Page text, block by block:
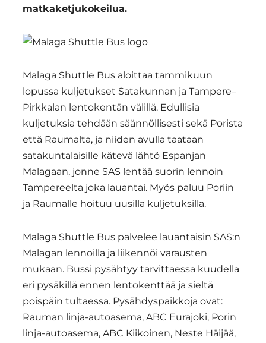
matkaketjukokeilua.
Malaga Shuttle Bus aloittaa tammikuun
lopussa kuljetukset Satakunnan ja Tampere–
Pirkkalan lentokentän välillä. Edullisia
kuljetuksia tehdään säännöllisesti sekä Porista
että Raumalta, ja niiden avulla taataan
satakuntalaisille kätevä lähtö Espanjan
Malagaan, jonne SAS lentää suorin lennoin
Tampereelta joka lauantai. Myös paluu Poriin
ja Raumalle hoituu uusilla kuljetuksilla.
Malaga Shuttle Bus palvelee lauantaisin SAS:n
Malagan lennoilla ja liikennöi varausten
mukaan. Bussi pysähtyy tarvittaessa kuudella
eri pysäkillä ennen lentokenttää ja sieltä
poispäin tultaessa. Pysähdyspaikkoja ovat:
Rauman linja-autoasema, ABC Eurajoki, Porin
linja-autoasema, ABC Kiikoinen, Neste Häijää,